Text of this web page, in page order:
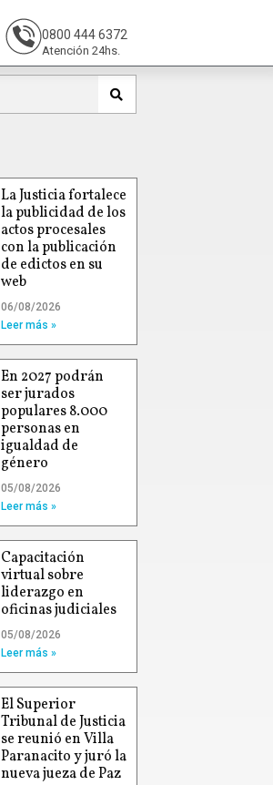
0800 444 6372
Atención 24hs.
La Justicia fortalece
la publicidad de los
actos procesales
con la publicación
de edictos en su
web
06/08/2026
Leer más »
En 2027 podrán
ser jurados
populares 8.000
personas en
igualdad de
género
05/08/2026
Leer más »
Capacitación
virtual sobre
liderazgo en
oficinas judiciales
05/08/2026
Leer más »
El Superior
Tribunal de Justicia
se reunió en Villa
Paranacito y juró la
nueva jueza de Paz